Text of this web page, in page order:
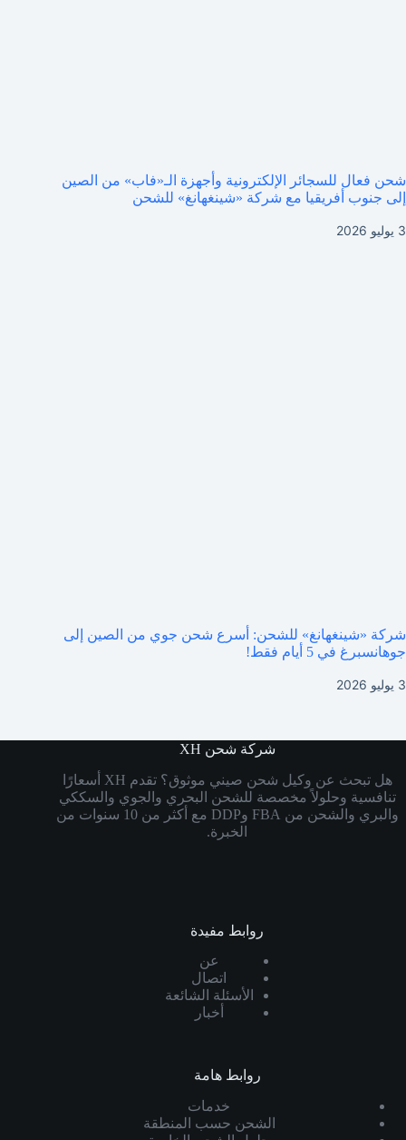
شحن فعال للسجائر الإلكترونية وأجهزة الـ«فاب» من الصين
إلى جنوب أفريقيا مع شركة «شينغهانغ» للشحن
3 يوليو 2026
شركة «شينغهانغ» للشحن: أسرع شحن جوي من الصين إلى
جوهانسبرغ في 5 أيام فقط!
3 يوليو 2026
شركة شحن XH
هل تبحث عن وكيل شحن صيني موثوق؟ تقدم XH أسعارًا
تنافسية وحلولاً مخصصة للشحن البحري والجوي والسككي
والبري والشحن من FBA وDDP مع أكثر من 10 سنوات من
الخبرة.
روابط مفيدة
عن
اتصال
الأسئلة الشائعة
أخبار
روابط هامة
خدمات
الشحن حسب المنطقة